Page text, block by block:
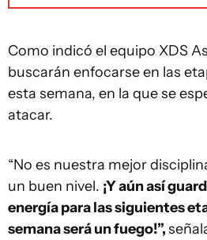
Como indicó el equipo XDS
buscarán enfocarse en las
esta semana, en la que se
atacar.
“No es nuestra mejor
un buen nivel. ¡Y aún así
energía para las siguientes
semana será un fuego!”,